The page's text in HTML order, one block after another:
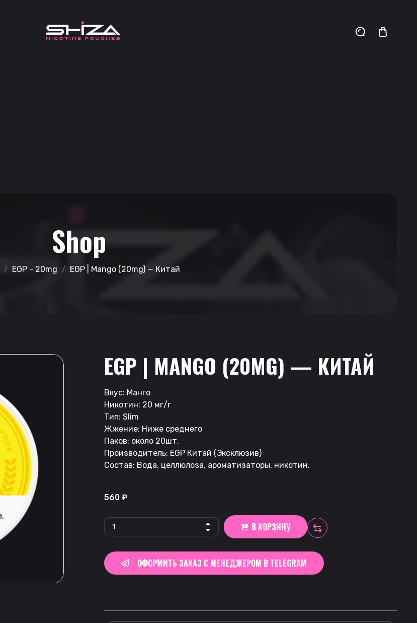
Shop
EGP - 20mg EGP | Mango (20mg) — Китай
EGP | MANGO (20MG) — КИТАЙ
Вкус: Манго
Никотин: 20 мг/г
Тип: Slim
Жжение: Ниже среднего
Паков: около 20шт.
Производитель: EGP Китай (Эксклюзив)
Состав: Вода, целлюлоза, ароматизаторы, никотин.
560 ₽
В КОРЗИНУ
ОФОРМИТЬ ЗАКАЗ С МЕНЕДЖЕРОМ В TELEGRAM